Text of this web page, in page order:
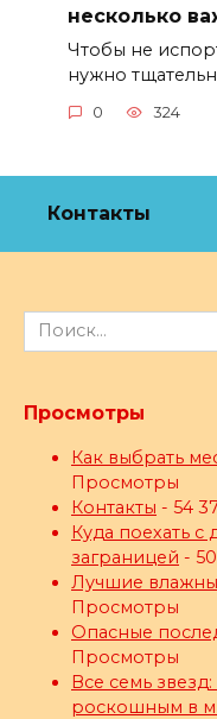
несколько
Чтобы не
нужно
0 324
Контакты
Search
for:
Просмотры
Как выбрать
Просмотры
Контакты - 54
Куда поехать с
заграницей -
Лучшие
Просмотры
Опасные
Просмотры
Все семь
роскошным в